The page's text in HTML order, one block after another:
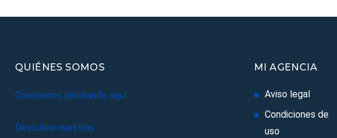
QUIÉNES SOMOS
Conócenos pinchando aquí
Descubre nuestras
MI AGENCIA
Aviso legal
Condiciones de
uso